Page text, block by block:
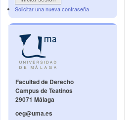
Solicitar una nueva contraseña
Facultad de Derecho
Campus de Teatinos
29071 Málaga
oeg@uma.es